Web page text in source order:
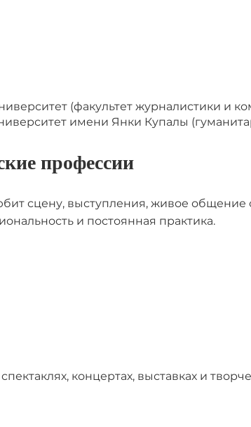
(факультет журналистики и
имени Янки Купалы
профессии
сцену, выступления, живое
и постоянная практика.
концертах, выставках и